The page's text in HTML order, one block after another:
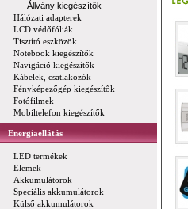
Állvány kiegészítők
Hálózati adapterek
LCD védőfóliák
Tisztító eszközök
Notebook kiegészítők
Navigáció kiegészítők
Kábelek, csatlakozók
Fényképezőgép kiegészítők
Fotófilmek
Mobiltelefon kiegészítők
Energiaellátás
LED termékek
Elemek
Akkumulátorok
Speciális akkumulátorok
Külső akkumulátorok